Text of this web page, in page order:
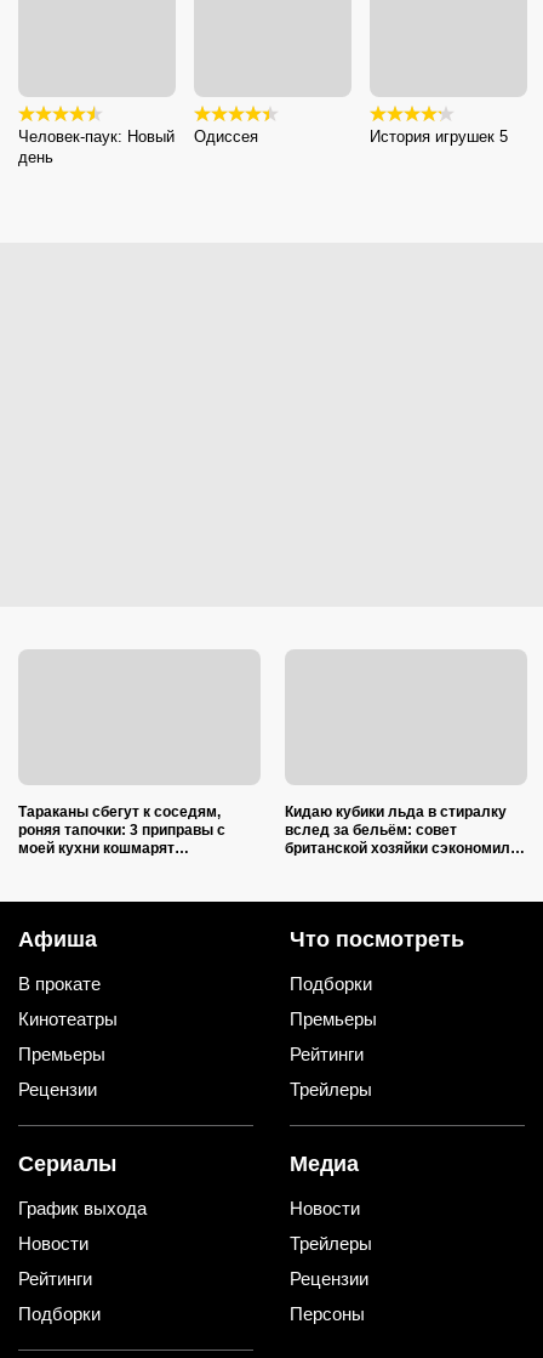
Человек-паук: Новый
день
Одиссея История игрушек 5
Тараканы сбегут к соседям,
роняя тапочки: 3 приправы с
моей кухни кошмарят
Кидаю кубики льда в стиралку
вслед за бельём: совет
британской хозяйки сэкономил
Афиша
В прокате
Кинотеатры
Премьеры
Рецензии
Что посмотреть
Подборки
Премьеры
Рейтинги
Трейлеры
Сериалы
График выхода
Новости
Рейтинги
Подборки
Медиа
Новости
Трейлеры
Рецензии
Персоны